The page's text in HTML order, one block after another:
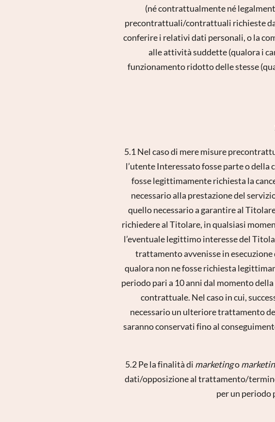
(né contrattualmente né
precontrattuali/contrattuali richieste
conferire i relativi dati personali, o la
alle attività suddette (qualora i
funzionamento ridotto delle stesse
5.1 Nel caso di mere misure
l’utente Interessato fosse parte o della
fosse legittimamente richiesta la
necessario alla prestazione del
quello necessario a garantire al
richiedere al Titolare, in qualsiasi
l’eventuale legittimo interesse del
trattamento avvenisse in
qualora non ne fosse richiesta
periodo pari a 10 anni dal momento
contrattuale. Nel caso in cui,
necessario un ulteriore trattamento
saranno conservati fino al
5.2 Pe la finalità di marketingo
dati/opposizione al trattamento/
per un periodo